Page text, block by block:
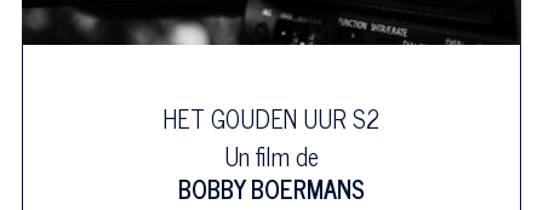
HET GOUDEN UUR S2
Un film de
BOBBY BOERMANS